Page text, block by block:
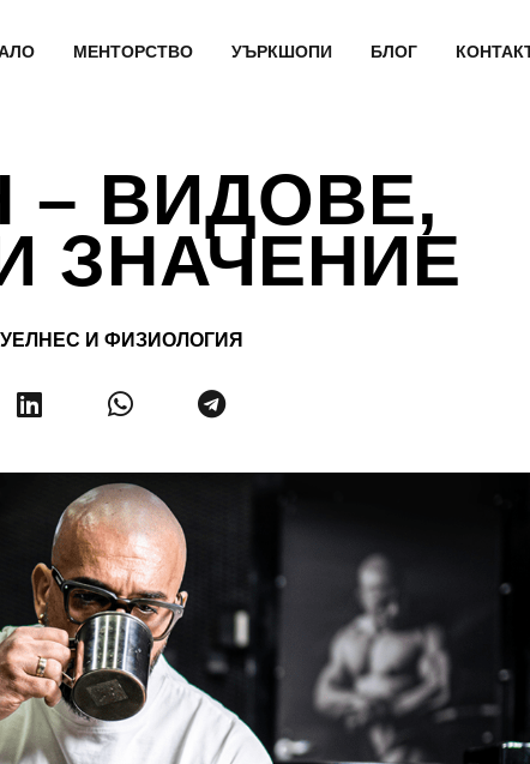
МЕНТОРСТВО УЪРКШОПИ БЛОГ
– ВИДОВЕ,
ЗНАЧЕНИЕ
УЕЛНЕС И ФИЗИОЛОГИЯ